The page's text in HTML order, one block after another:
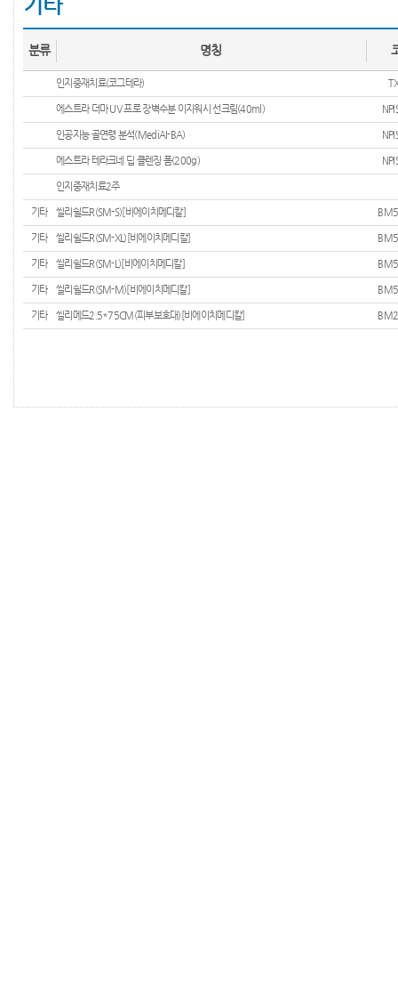
기타
분류 명칭
인지중재치료(코그테라)
에스트라 더마 UV 프로 장벽수분 이지워시 선크림(40ml)
인공지능 골연령 분석(MediAI-BA)
에스트라 테라크네 딥 클렌징 폼(200g)
인지중재치료2주
기타 씰리쉴드R(SM-S)[비에이치메디칼]
기타 씰리쉴드R(SM-XL)[비에이치메디칼]
기타 씰리쉴드R(SM-L)[비에이치메디칼]
기타 씰리쉴드R(SM-M)[비에이치메디칼]
기타 씰리메드2.5*75CM(피부보호대)[비에이치메디칼]